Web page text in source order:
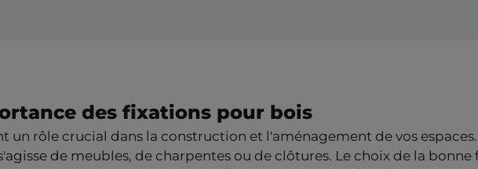
des fixations pour bois
un rôle crucial dans la construction et l'aménagement de vos
de meubles, de charpentes ou de clôtures. Le choix de la